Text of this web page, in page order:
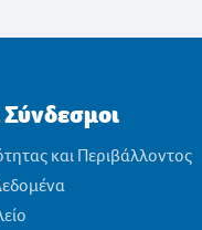
και Περιβάλλοντος